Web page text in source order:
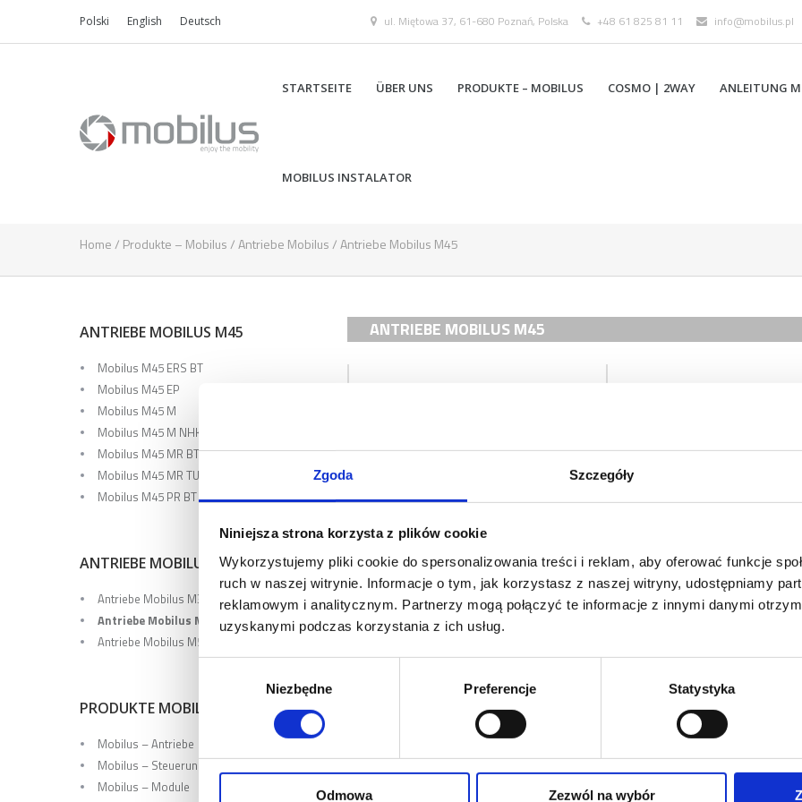
Zgoda Szczegóły
Niniejsza strona korzysta z plików cookie
Wykorzystujemy pliki cookie do spersonalizowania treści i reklam, aby oferować funkcje
ruch w naszej witrynie. Informacje o tym, jak korzystasz z naszej witryny, udostępniamy
reklamowym i analitycznym. Partnerzy mogą połączyć te informacje z innymi danymi
uzyskanymi podczas korzystania z ich usług.
Niezbędne Preferencje Statystyka
Odmowa Zezwól na wybór
Polski English Deutsch ul. Miętowa 37, 61-680 Poznań, Polska +48 61 825 81 11 info@mobilus.pl
STARTSEITE ÜBER UNS PRODUKTE – MOBILUS COSMO | 2WAY ANLEITUNG
MOBILUS INSTALATOR
Home/ Produkte – Mobilus/Antriebe Mobilus/Antriebe Mobilus M45
ANTRIEBE MOBILUS M45
Antrieb 230 V~, mit elektonischen Endpunkten,
eingebautem, bidirektionalem Funkmodul und
Antriebe 230 V~, mit
MOBILUS M45 MR BT
Antriebe 230 V~, mit mechanischen
MOBILUS M45 M
Antriebe 230 V~, mit mechanischen
ANTRIEBE MOBILUS M45
Mobilus M45 ERS BT
Mobilus M45 EP
Mobilus M45 M
Mobilus M45 M NHK
Mobilus M45 MR BT
Mobilus M45 MR TUYA
Mobilus M45 PR BT
ANTRIEBE MOBILUS
Antriebe Mobilus M35
Antriebe Mobilus M45
Antriebe Mobilus M59
PRODUKTE MOBILUS
Mobilus – Antriebe
Mobilus – Steuerung
Mobilus – Module